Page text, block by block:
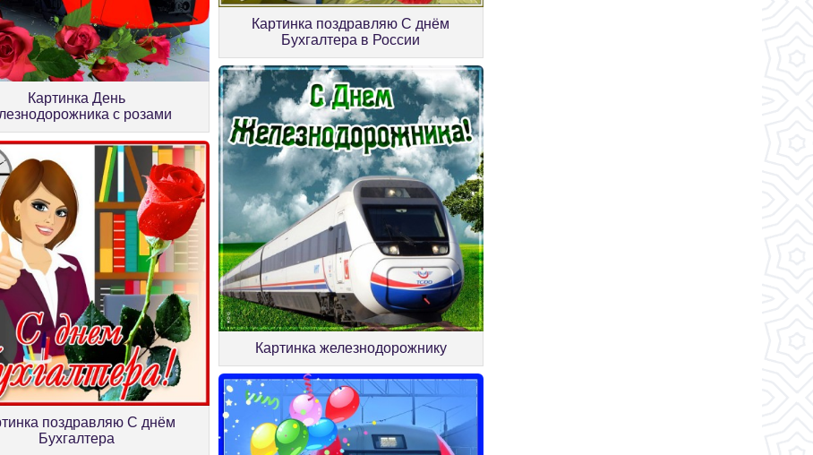
Картинка День
с розами
Картинка поздравляю С днём
Бухгалтера в России
поздравляю С днём
Бухгалтера
Картинка железнодорожнику